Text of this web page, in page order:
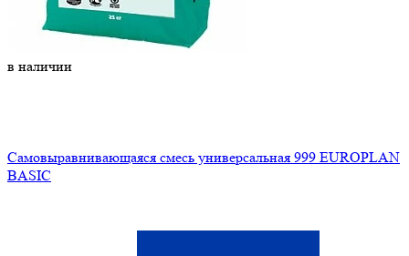
в наличии
Самовыравнивающаяся смесь универсальная 999 EUROPLAN
BASIC